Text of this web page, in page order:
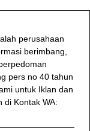
perusahaan
berimbang,
pers no 40 tahun
untuk Iklan dan
di Kontak WA: